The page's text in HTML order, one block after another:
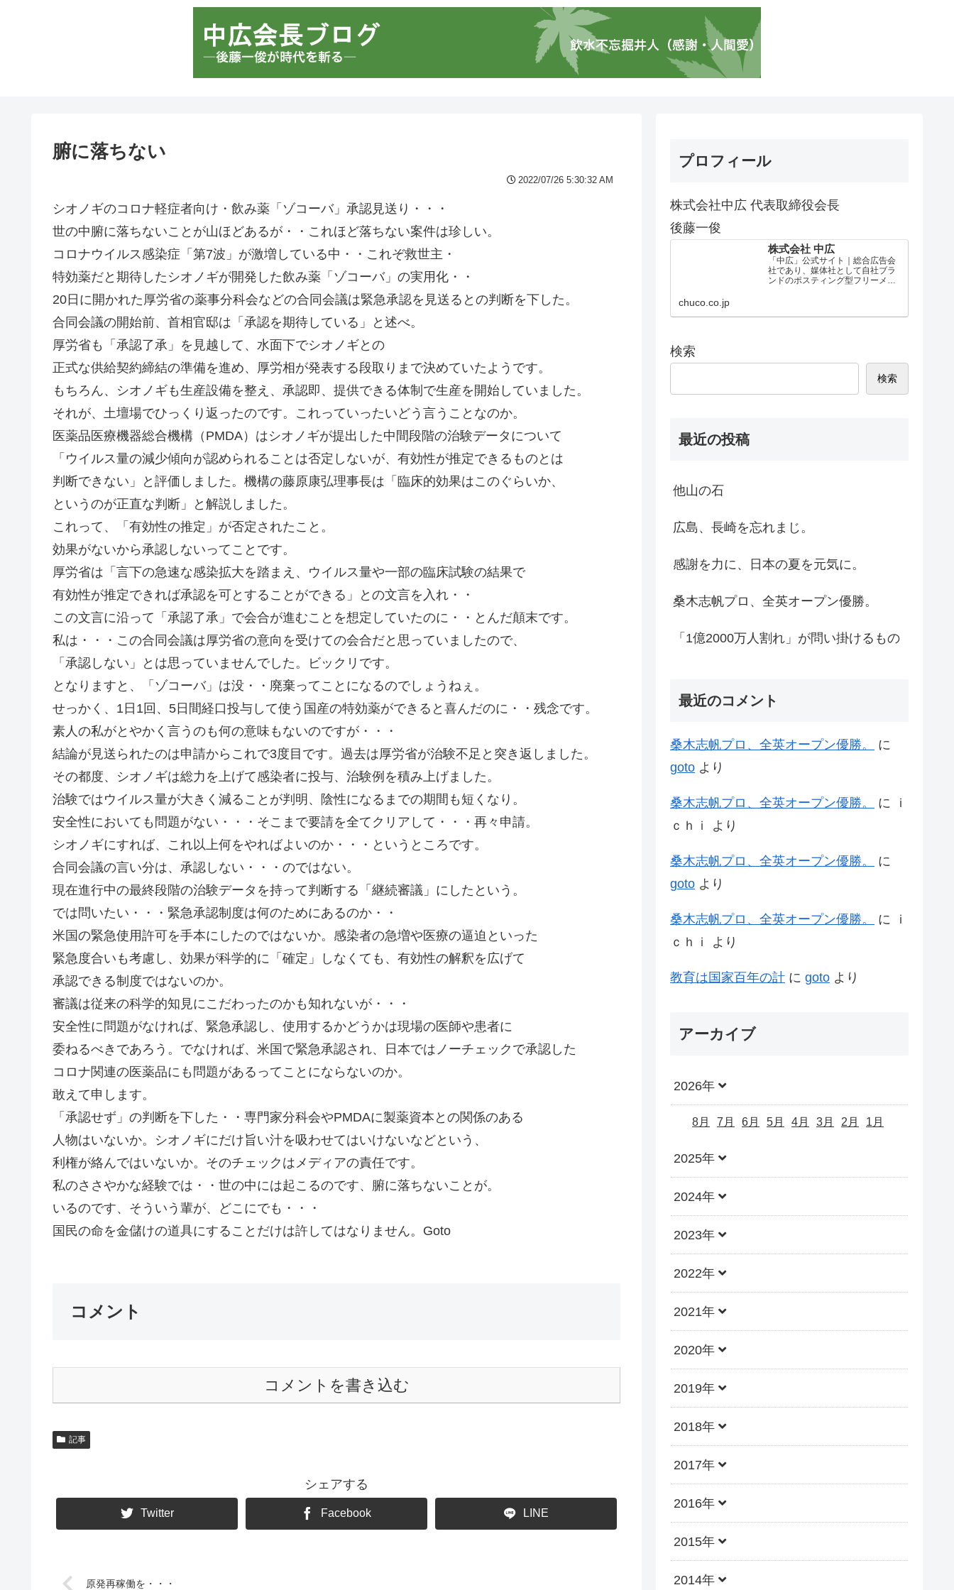
腑に落ちない
2022/07/26 5:30:32 AM
シオノギのコロナ軽症者向け・飲み薬「ゾコーバ」承認見送り・・・
世の中腑に落ちないことが山ほどあるが・・これほど落ちない案件は珍しい。
コロナウイルス感染症「第7波」が激増している中・・これぞ救世主・
特効薬だと期待したシオノギが開発した飲み薬「ゾコーバ」の実用化・・
20日に開かれた厚労省の薬事分科会などの合同会議は緊急承認を見送るとの判断を下した。
合同会議の開始前、首相官邸は「承認を期待している」と述べ。
厚労省も「承認了承」を見越して、水面下でシオノギとの
正式な供給契約締結の準備を進め、厚労相が発表する段取りまで決めていたようです。
もちろん、シオノギも生産設備を整え、承認即、提供できる体制で生産を開始していました。
それが、土壇場でひっくり返ったのです。これっていったいどう言うことなのか。
医薬品医療機器総合機構（PMDA）はシオノギが提出した中間段階の治験データについて
「ウイルス量の減少傾向が認められることは否定しないが、有効性が推定できるものとは
判断できない」と評価しました。機構の藤原康弘理事長は「臨床的効果はこのぐらいか、
というのが正直な判断」と解説しました。
これって、「有効性の推定」が否定されたこと。
効果がないから承認しないってことです。
厚労省は「言下の急速な感染拡大を踏まえ、ウイルス量や一部の臨床試験の結果で
有効性が推定できれば承認を可とすることができる」との文言を入れ・・
この文言に沿って「承認了承」で会合が進むことを想定していたのに・・とんだ顛末です。
私は・・・この合同会議は厚労省の意向を受けての会合だと思っていましたので、
「承認しない」とは思っていませんでした。ビックリです。
となりますと、「ゾコーバ」は没・・廃棄ってことになるのでしょうねぇ。
せっかく、1日1回、5日間経口投与して使う国産の特効薬ができると喜んだのに・・残念です。
素人の私がとやかく言うのも何の意味もないのですが・・・
結論が見送られたのは申請からこれで3度目です。過去は厚労省が治験不足と突き返しました。
その都度、シオノギは総力を上げて感染者に投与、治験例を積み上げました。
治験ではウイルス量が大きく減ることが判明、陰性になるまでの期間も短くなり。
安全性においても問題がない・・・そこまで要請を全てクリアして・・・再々申請。
シオノギにすれば、これ以上何をやればよいのか・・・というところです。
合同会議の言い分は、承認しない・・・のではない。
現在進行中の最終段階の治験データを持って判断する「継続審議」にしたという。
では問いたい・・・緊急承認制度は何のためにあるのか・・
米国の緊急使用許可を手本にしたのではないか。感染者の急増や医療の逼迫といった
緊急度合いも考慮し、効果が科学的に「確定」しなくても、有効性の解釈を広げて
承認できる制度ではないのか。
審議は従来の科学的知見にこだわったのかも知れないが・・・
安全性に問題がなければ、緊急承認し、使用するかどうかは現場の医師や患者に
委ねるべきであろう。でなければ、米国で緊急承認され、日本ではノーチェックで承認した
コロナ関連の医薬品にも問題があるってことにならないのか。
敢えて申します。
「承認せず」の判断を下した・・専門家分科会やPMDAに製薬資本との関係のある
人物はいないか。シオノギにだけ旨い汁を吸わせてはいけないなどという、
利権が絡んではいないか。そのチェックはメディアの責任です。
私のささやかな経験では・・世の中には起こるのです、腑に落ちないことが。
いるのです、そういう輩が、どこにでも・・・
国民の命を金儲けの道具にすることだけは許してはなりません。Goto
コメント
コメントを書き込む
記事
シェアする
Twitter Facebook LINE
原発再稼働を・・・
プロフィール
株式会社中広 代表取締役会長
後藤一俊
株式会社 中広
「中広」公式サイト｜総合広告会
社であり、媒体社として自社ブラ
ンドのポスティング型フリーメデ
chuco.co.jp
検索
検索
最近の投稿
他山の石
広島、長崎を忘れまじ。
感謝を力に、日本の夏を元気に。
桑木志帆プロ、全英オープン優勝。
「1億2000万人割れ」が問い掛けるもの
最近のコメント
桑木志帆プロ、全英オープン優勝。
に
goto より
桑木志帆プロ、全英オープン優勝。 に
ｉ
ｃｈｉ
より
桑木志帆プロ、全英オープン優勝。
に
goto より
桑木志帆プロ、全英オープン優勝。 に
ｉ
ｃｈｉ
より
教育は国家百年の計 に goto より
アーカイブ
2026年
8月 7月 6月 5月 4月 3月 2月 1月
2025年
2024年
2023年
2022年
2021年
2020年
2019年
2018年
2017年
2016年
2015年
2014年